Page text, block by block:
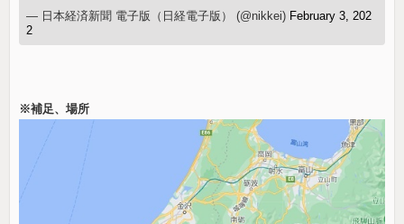
— 日本経済新聞 電子版（日経電子版） (@nikkei) February 3, 202
2
※補足、場所